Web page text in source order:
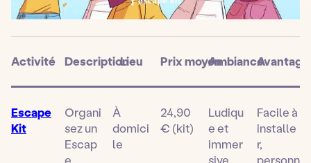
Activité DescriptionLieu Prix moyenAmbiance
Escape
Kit
Organi
sez un
Escap
e
À
domici
le
24,90
€ (kit)
Ludiqu
e et
immer
sive
Facile à
installe
r,
personn